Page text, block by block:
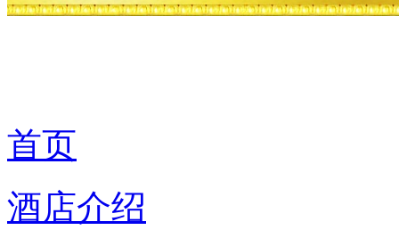
首页
酒店介绍